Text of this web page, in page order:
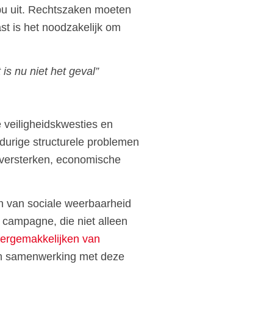
uit. Rechtszaken moeten
is het noodzakelijk om
nu niet het geval”
en
structurele problemen
economische
van sociale weerbaarheid
campagne, die niet alleen
van
samenwerking met deze